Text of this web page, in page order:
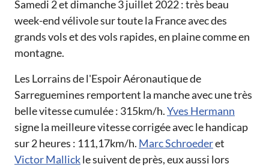
Samedi 2 et dimanche 3 juillet 2022 : très beau
week-end vélivole sur toute la France avec des
grands vols et des vols rapides, en plaine comme en
montagne.
Les Lorrains de l'Espoir Aéronautique de
Sarreguemines remportent la manche avec une très
belle vitesse cumulée : 315km/h.Yves Hermann
signe la meilleure vitesse corrigée avec le handicap
sur 2 heures : 111,17km/h. Marc Schroederet
Victor Mallickle suivent de près, eux aussi lors